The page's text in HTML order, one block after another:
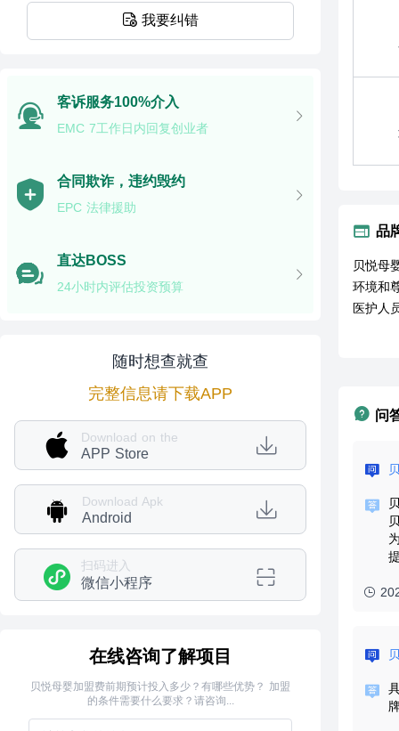
我要纠错
客诉服务100%介入
EMC 7工作日内回复创业者
合同欺诈，违约毁约
EPC 法律援助
直达BOSS
24小时内评估投资预算
随时想查就查
完整信息请下载APP
Download on the
APP Store
Download Apk
Android
扫码进入
微信小程序
在线咨询了解项目
贝悦母婴加盟费前期预计投入多少？有哪些优势？ 加盟
的条件需要什么要求？请咨询...
品
贝悦母
环境和
医护人
问